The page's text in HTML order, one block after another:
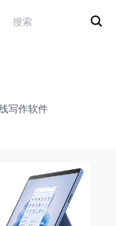
写作软件